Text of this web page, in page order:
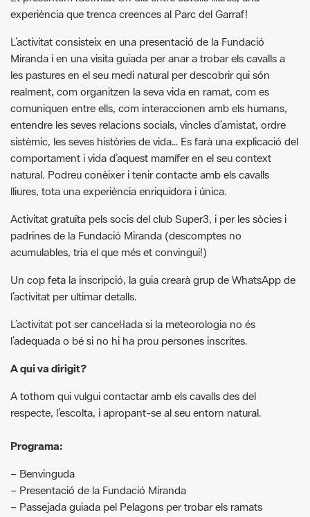
Miranda i en una visita guiada per anar a trobar els cavalls a
les pastures en el seu medi natural per descobrir qui són
realment, com organitzen la seva vida en ramat, com es
comuniquen entre ells, com interaccionen amb els humans,
entendre les seves relacions socials, vincles d’amistat, ordre
sistèmic, les seves històries de vida… Es farà una explicació del
comportament i vida d’aquest mamífer en el seu context
natural. Podreu conèixer i tenir contacte amb els cavalls
lliures, tota una experiència enriquidora i única.
Activitat gratuïta pels socis del club Super3, i per les sòcies i
padrines de la Fundació Miranda (descomptes no
acumulables, tria el que més et convingui!)
Un cop feta la inscripció, la guia crearà grup de WhatsApp de
l’activitat per ultimar detalls.
L’activitat pot ser cancel·lada si la meteorologia no és
l’adequada o bé si no hi ha prou persones inscrites.
A qui va dirigit?
A tothom qui vulgui contactar amb els cavalls des del
respecte, l’escolta, i apropant-se al seu entorn natural.
Programa:
– Benvinguda
– Presentació de la Fundació Miranda
– Passejada guiada pel Pelagons per trobar els ramats
– Visita etològica i contacte amb els cavalls
– Tancament de l’activitat